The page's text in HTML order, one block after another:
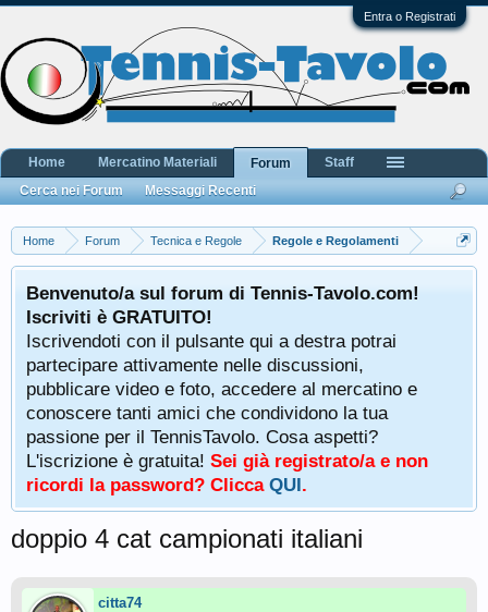
Entra o Registrati
Home Forum Tecnica e Regole Regole e Regolamenti
Benvenuto/a sul forum di Tennis-Tavolo.com!
Iscriviti è GRATUITO!
Iscrivendoti con il pulsante qui a destra potrai
partecipare attivamente nelle discussioni,
pubblicare video e foto, accedere al mercatino e
conoscere tanti amici che condividono la tua
passione per il TennisTavolo. Cosa aspetti?
L'iscrizione è gratuita! Sei già registrato/a e non
ricordi la password? Clicca QUI.
doppio 4 cat campionati italiani
citta74
Home Mercatino Materiali
Forum
Cerca nei Forum
Messaggi Recenti
Staff